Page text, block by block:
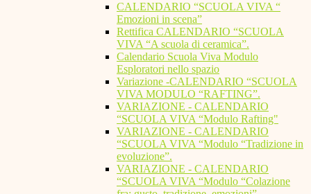
CALENDARIO “SCUOLA VIVA “
Emozioni in scena”
Rettifica CALENDARIO “SCUOLA
VIVA “A scuola di ceramica”.
Calendario Scuola Viva Modulo
Esploratori nello spazio
Variazione -CALENDARIO “SCUOLA
VIVA MODULO “RAFTING”.
VARIAZIONE - CALENDARIO
“SCUOLA VIVA “Modulo Rafting"
VARIAZIONE - CALENDARIO
“SCUOLA VIVA “Modulo “Tradizione in
evoluzione”.
VARIAZIONE - CALENDARIO
“SCUOLA VIVA “Modulo “Colazione